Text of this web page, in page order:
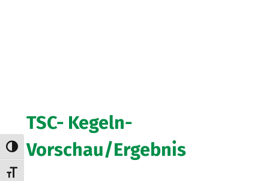
Umschalten auf hohe Kontraste
Schrift vergrößern
TSC- Kegeln-
Vorschau/Ergebnis